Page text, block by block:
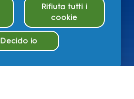
Rifiuta tutti i
cookie
Decido io